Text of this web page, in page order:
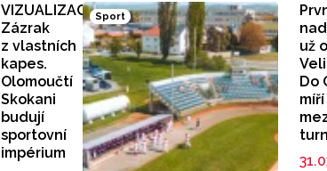
VIZUALIZACE:
Zázrak
z vlastních
kapes.
Olomoučtí
Skokani
budují
sportovní
impérium
Sport
už o
Do
míří